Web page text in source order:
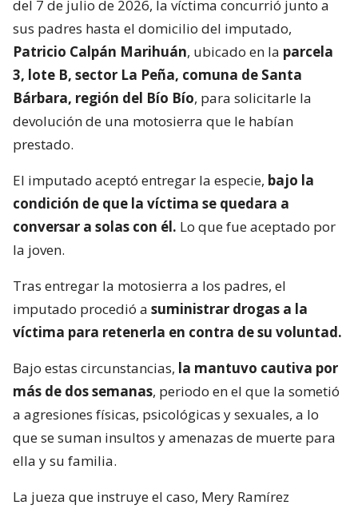
del 7 de julio de 2026, la víctima concurrió junto a
sus padres hasta el domicilio del imputado,
Patricio Calpán Marihuán, ubicado en la parcela
3, lote B, sector La Peña, comuna de Santa
Bárbara, región del Bío Bío, para solicitarle la
devolución de una motosierra que le habían
prestado.
El imputado aceptó entregar la especie, bajo la
condición de que la víctima se quedara a
conversar a solas con él. Lo que fue aceptado por
la joven.
Tras entregar la motosierra a los padres, el
imputado procedió a suministrar drogas a la
víctima para retenerla en contra de su voluntad.
Bajo estas circunstancias, la mantuvo cautiva por
más de dos semanas, periodo en el que la sometió
a agresiones físicas, psicológicas y sexuales, a lo
que se suman insultos y amenazas de muerte para
ella y su familia.
La jueza que instruye el caso, Mery Ramírez